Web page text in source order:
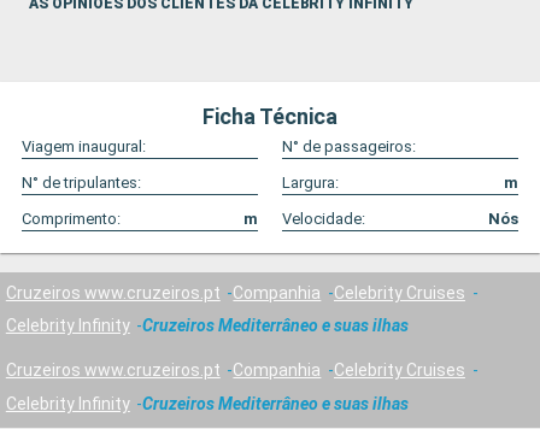
AS OPINIÕES DOS CLIENTES DA CELEBRITY INFINITY
Ficha Técnica
Viagem inaugural:
N° de passageiros:
N° de tripulantes:
Largura:
m
Comprimento:
m Velocidade: Nós
Cruzeiros www.cruzeiros.pt Companhia
Celebrity Cruises
Celebrity Infinity
Cruzeiros Mediterrâneo e suas ilhas
Cruzeiros www.cruzeiros.pt Companhia
Celebrity Cruises
Celebrity Infinity
Cruzeiros Mediterrâneo e suas ilhas